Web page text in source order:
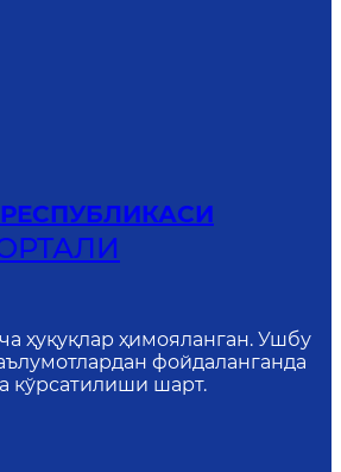
ҳуқуқлар ҳимояланган. Ушбу
фойдаланганда
кўрсатилиши шарт.